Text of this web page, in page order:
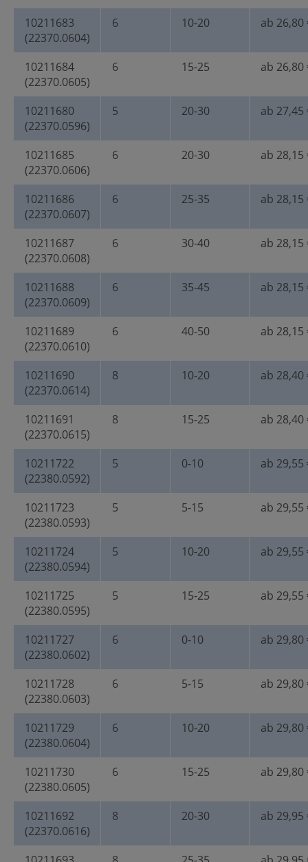
10211683
(22370.0604)
6 10-20 ab 26,80
10211684
(22370.0605)
6 15-25 ab 26,80
10211680
(22370.0596)
5 20-30 ab 27,45
10211685
(22370.0606)
6 20-30 ab 28,15
10211686
(22370.0607)
6 25-35 ab 28,15
10211687
(22370.0608)
6 30-40 ab 28,15
10211688
(22370.0609)
6 35-45 ab 28,15
10211689
(22370.0610)
6 40-50 ab 28,15
10211690
(22370.0614)
8 10-20 ab 28,40
10211691
(22370.0615)
8 15-25 ab 28,40
10211722
(22380.0592)
5 0-10 ab 29,55
10211723
(22380.0593)
5 5-15 ab 29,55
10211724
(22380.0594)
5 10-20 ab 29,55
10211725
(22380.0595)
5 15-25 ab 29,55
10211727
(22380.0602)
6 0-10 ab 29,80
10211728
(22380.0603)
6 5-15 ab 29,80
10211729
(22380.0604)
6 10-20 ab 29,80
10211730
(22380.0605)
6 15-25 ab 29,80
10211692
(22370.0616)
8 20-30 ab 29,95